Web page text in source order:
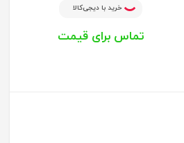
خرید با دیجی‌کالا
تماس برای قیمت